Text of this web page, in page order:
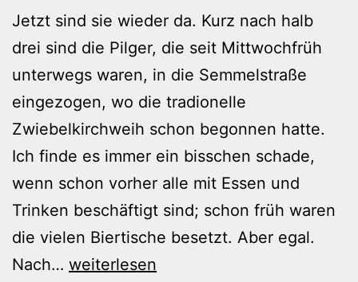
Jetzt sind sie wieder da. Kurz nach halb
drei sind die Pilger, die seit Mittwochfrüh
unterwegs waren, in die Semmelstraße
eingezogen, wo die tradionelle
Zwiebelkirchweih schon begonnen hatte.
Ich finde es immer ein bisschen schade,
wenn schon vorher alle mit Essen und
Trinken beschäftigt sind; schon früh waren
die vielen Biertische besetzt. Aber egal.
Nach… Ankunft
weiterlesen